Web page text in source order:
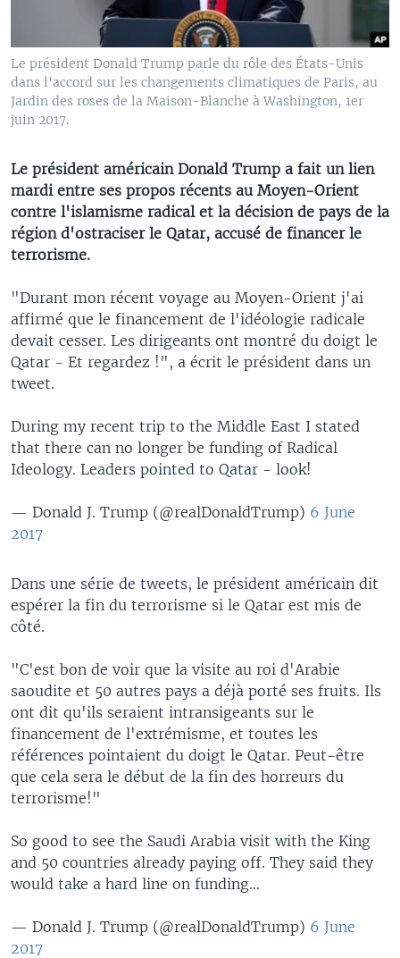
Le président Donald Trump parle du rôle des États-Unis
dans l'accord sur les changements climatiques de Paris, au
Jardin des roses de la Maison-Blanche à Washington, 1er
juin 2017.
Le président américain Donald Trump a fait un lien
mardi entre ses propos récents au Moyen-Orient
contre l'islamisme radical et la décision de pays de la
région d'ostraciser le Qatar, accusé de financer le
terrorisme.
"Durant mon récent voyage au Moyen-Orient j'ai
affirmé que le financement de l'idéologie radicale
devait cesser. Les dirigeants ont montré du doigt le
Qatar - Et regardez !", a écrit le président dans un
tweet.
During my recent trip to the Middle East I stated
that there can no longer be funding of Radical
Ideology. Leaders pointed to Qatar - look!
— Donald J. Trump (@realDonaldTrump) 6 June
2017
Dans une série de tweets, le président américain dit
espérer la fin du terrorisme si le Qatar est mis de
côté.
"C'est bon de voir que la visite au roi d'Arabie
saoudite et 50 autres pays a déjà porté ses fruits. Ils
ont dit qu'ils seraient intransigeants sur le
financement de l'extrémisme, et toutes les
références pointaient du doigt le Qatar. Peut-être
que cela sera le début de la fin des horreurs du
terrorisme!"
So good to see the Saudi Arabia visit with the King
and 50 countries already paying off. They said they
would take a hard line on funding...
— Donald J. Trump (@realDonaldTrump) 6 June
2017